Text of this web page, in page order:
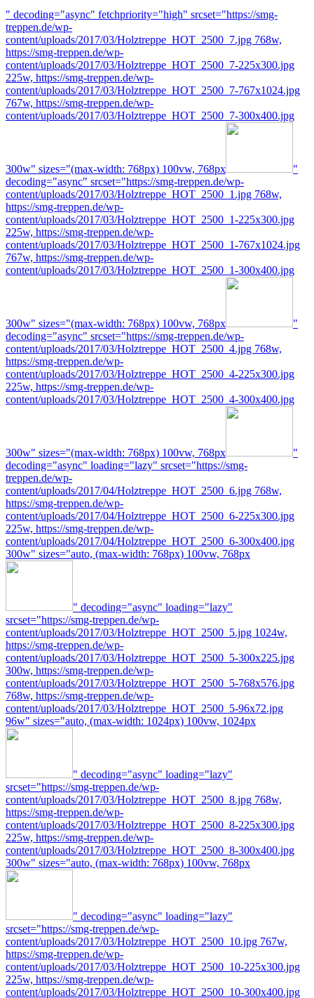
" decoding="async" fetchpriority="high" srcset="https://smg-
treppen.de/wp-
content/uploads/2017/03/Holztreppe_HOT_2500_7.jpg 768w,
https://smg-treppen.de/wp-
content/uploads/2017/03/Holztreppe_HOT_2500_7-225x300.jpg
225w, https://smg-treppen.de/wp-
content/uploads/2017/03/Holztreppe_HOT_2500_7-767x1024.jpg
767w, https://smg-treppen.de/wp-
content/uploads/2017/03/Holztreppe_HOT_2500_7-300x400.jpg
300w" sizes="(max-width: 768px) 100vw, 768px
"
decoding="async" srcset="https://smg-treppen.de/wp-
content/uploads/2017/03/Holztreppe_HOT_2500_1.jpg 768w,
https://smg-treppen.de/wp-
content/uploads/2017/03/Holztreppe_HOT_2500_1-225x300.jpg
225w, https://smg-treppen.de/wp-
content/uploads/2017/03/Holztreppe_HOT_2500_1-767x1024.jpg
767w, https://smg-treppen.de/wp-
content/uploads/2017/03/Holztreppe_HOT_2500_1-300x400.jpg
300w" sizes="(max-width: 768px) 100vw, 768px
"
decoding="async" srcset="https://smg-treppen.de/wp-
content/uploads/2017/03/Holztreppe_HOT_2500_4.jpg 768w,
https://smg-treppen.de/wp-
content/uploads/2017/03/Holztreppe_HOT_2500_4-225x300.jpg
225w, https://smg-treppen.de/wp-
content/uploads/2017/03/Holztreppe_HOT_2500_4-300x400.jpg
300w" sizes="(max-width: 768px) 100vw, 768px
"
decoding="async" loading="lazy" srcset="https://smg-
treppen.de/wp-
content/uploads/2017/04/Holztreppe_HOT_2500_6.jpg 768w,
https://smg-treppen.de/wp-
content/uploads/2017/04/Holztreppe_HOT_2500_6-225x300.jpg
225w, https://smg-treppen.de/wp-
content/uploads/2017/04/Holztreppe_HOT_2500_6-300x400.jpg
300w" sizes="auto, (max-width: 768px) 100vw, 768px
" decoding="async" loading="lazy"
srcset="https://smg-treppen.de/wp-
content/uploads/2017/03/Holztreppe_HOT_2500_5.jpg 1024w,
https://smg-treppen.de/wp-
content/uploads/2017/03/Holztreppe_HOT_2500_5-300x225.jpg
300w, https://smg-treppen.de/wp-
content/uploads/2017/03/Holztreppe_HOT_2500_5-768x576.jpg
768w, https://smg-treppen.de/wp-
content/uploads/2017/03/Holztreppe_HOT_2500_5-96x72.jpg
96w" sizes="auto, (max-width: 1024px) 100vw, 1024px
" decoding="async" loading="lazy"
srcset="https://smg-treppen.de/wp-
content/uploads/2017/03/Holztreppe_HOT_2500_8.jpg 768w,
https://smg-treppen.de/wp-
content/uploads/2017/03/Holztreppe_HOT_2500_8-225x300.jpg
225w, https://smg-treppen.de/wp-
content/uploads/2017/03/Holztreppe_HOT_2500_8-300x400.jpg
300w" sizes="auto, (max-width: 768px) 100vw, 768px
" decoding="async" loading="lazy"
srcset="https://smg-treppen.de/wp-
content/uploads/2017/03/Holztreppe_HOT_2500_10.jpg 767w,
https://smg-treppen.de/wp-
content/uploads/2017/03/Holztreppe_HOT_2500_10-225x300.jpg
225w, https://smg-treppen.de/wp-
content/uploads/2017/03/Holztreppe_HOT_2500_10-300x400.jpg